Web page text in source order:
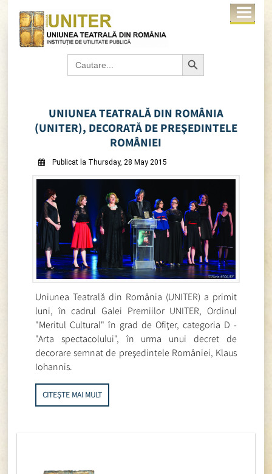
Search
for:
Search Button
UNIUNEA TEATRALĂ DIN ROMÂNIA
(UNITER), DECORATĂ DE PREŞEDINTELE
ROMÂNIEI
Publicat la Thursday, 28 May 2015
Uniunea Teatrală din România (UNITER) a primit
luni, în cadrul Galei Premiilor UNITER, Ordinul
"Meritul Cultural" în grad de Ofiţer, categoria D -
"Arta spectacolului", în urma unui decret de
decorare semnat de preşedintele României, Klaus
Iohannis.
CITEȘTE MAI MULT